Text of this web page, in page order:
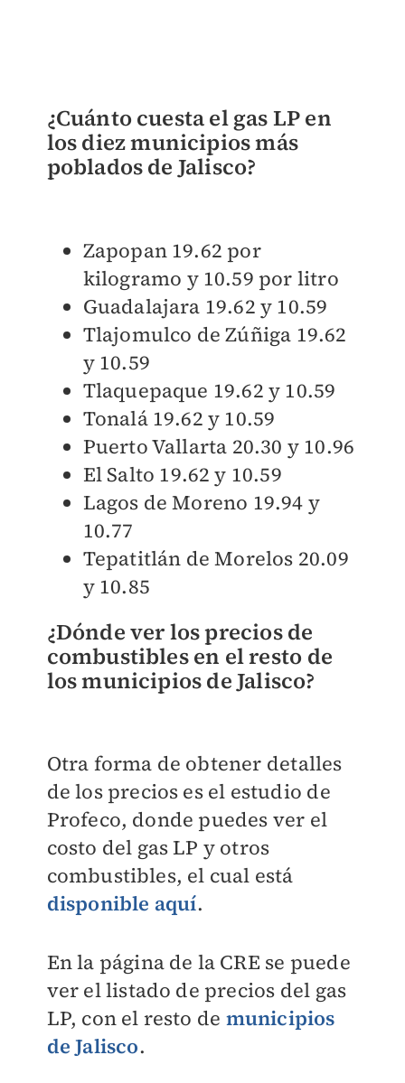
¿Cuánto cuesta el gas LP en
los diez municipios más
poblados de Jalisco?
Zapopan 19.62 por
kilogramo y 10.59 por litro
Guadalajara 19.62 y 10.59
Tlajomulco de Zúñiga 19.62
y 10.59
Tlaquepaque 19.62 y 10.59
Tonalá 19.62 y 10.59
Puerto Vallarta 20.30 y 10.96
El Salto 19.62 y 10.59
Lagos de Moreno 19.94 y
10.77
Tepatitlán de Morelos 20.09
y 10.85
¿Dónde ver los precios de
combustibles en el resto de
los municipios de Jalisco?
Otra forma de obtener detalles
de los precios es el estudio de
Profeco, donde puedes ver el
costo del gas LP y otros
combustibles, el cual está
disponible aquí.
En la página de la CRE se puede
ver el listado de precios del gas
LP, con el resto de municipios
de Jalisco.